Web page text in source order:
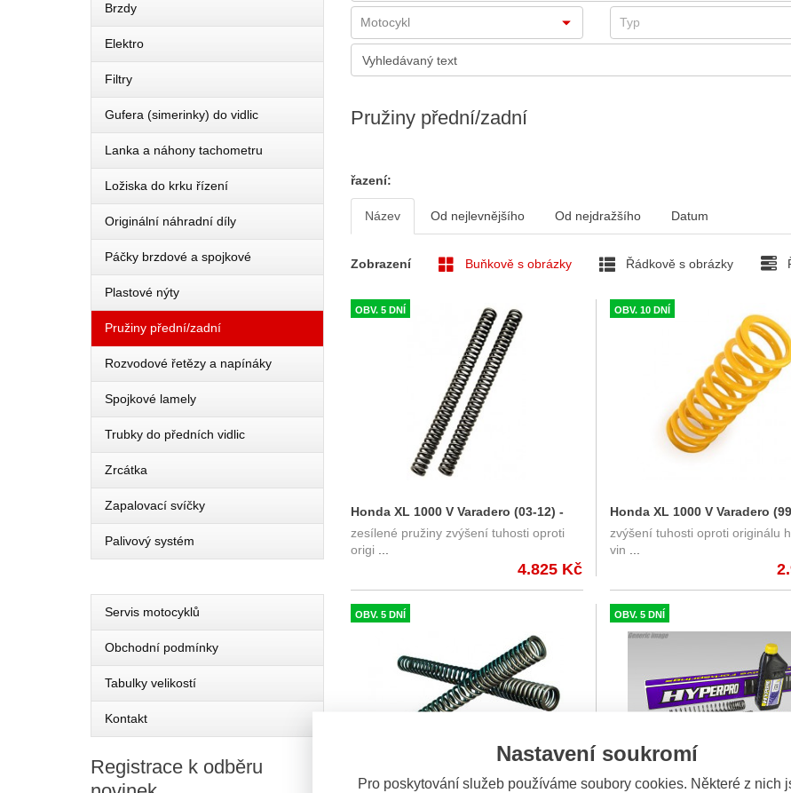
Nastavení soukromí
Pro poskytování služeb používáme soubory cookies. Některé z nich
Pružiny přední/zadní
řazení:
Název Od nejlevnějšího Od nejdražšího Datum
Zobrazení Buňkově s obrázky Řádkově s obrázky
OBV. 5 DNÍ
Honda XL 1000 V Varadero (03-12) -
Öhlins zesílené pružiny předních
vidlic
zesílené pružiny zvýšení tuhosti oproti
origi
4.825 Kč
OBV. 10 DNÍ
Honda XL 1000 V Varadero
Öhlins zesílená pružina
tlumiče , 57/230/170
zvýšení tuhosti oproti originálu
vin
OBV. 5 DNÍ OBV. 5 DNÍ
Brzdy
Elektro
Filtry
Gufera (simerinky) do vidlic
Lanka a náhony tachometru
Ložiska do krku řízení
Originální náhradní díly
Páčky brzdové a spojkové
Plastové nýty
Pružiny přední/zadní
Rozvodové řetězy a napínáky
Spojkové lamely
Trubky do předních vidlic
Zrcátka
Zapalovací svíčky
Palivový systém
Servis motocyklů
Obchodní podmínky
Tabulky velikostí
Kontakt
Registrace k odběru